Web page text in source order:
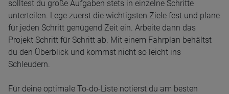
solltest du große Aufgaben stets in einzelne Schritte
unterteilen. Lege zuerst die wichtigsten Ziele fest und plane
für jeden Schritt genügend Zeit ein. Arbeite dann das
Projekt Schritt für Schritt ab. Mit einem Fahrplan behältst
du den Überblick und kommst nicht so leicht ins
Schleudern.
Für deine optimale To-do-Liste notierst du am besten